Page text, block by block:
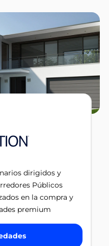
dirigidos y
Públicos
en la compra y
premium